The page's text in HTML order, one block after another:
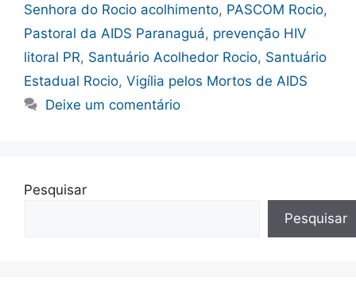
Senhora do Rocio acolhimento, PASCOM Rocio,
Pastoral da AIDS Paranaguá, prevenção HIV
litoral PR, Santuário Acolhedor Rocio, Santuário
Estadual Rocio, Vigília pelos Mortos de AIDS
Deixe um comentário
Pesquisar
Pesquisar